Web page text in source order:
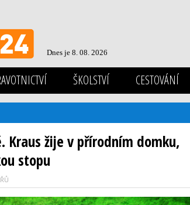
Dnes je 8. 08. 2026
ŠKOLSTVÍ CESTOVÁNÍ
Kraus žije v přírodním domku,
stopu